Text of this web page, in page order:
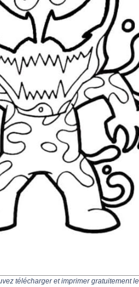
télécharger et imprimer gratuitement le